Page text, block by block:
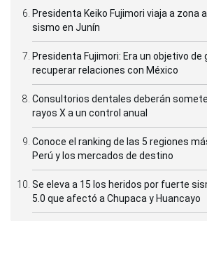
Presidenta Keiko Fujimori viaja a zona
sismo en Junín
Presidenta Fujimori: Era un objetivo de
recuperar relaciones con México
Consultorios dentales deberán
rayos X a un control anual
Conoce el ranking de las 5 regiones
Perú y los mercados de destino
Se eleva a 15 los heridos por fuerte
5.0 que afectó a Chupaca y Huancayo